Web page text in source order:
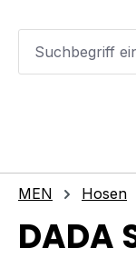
MEN Hosen
DADA